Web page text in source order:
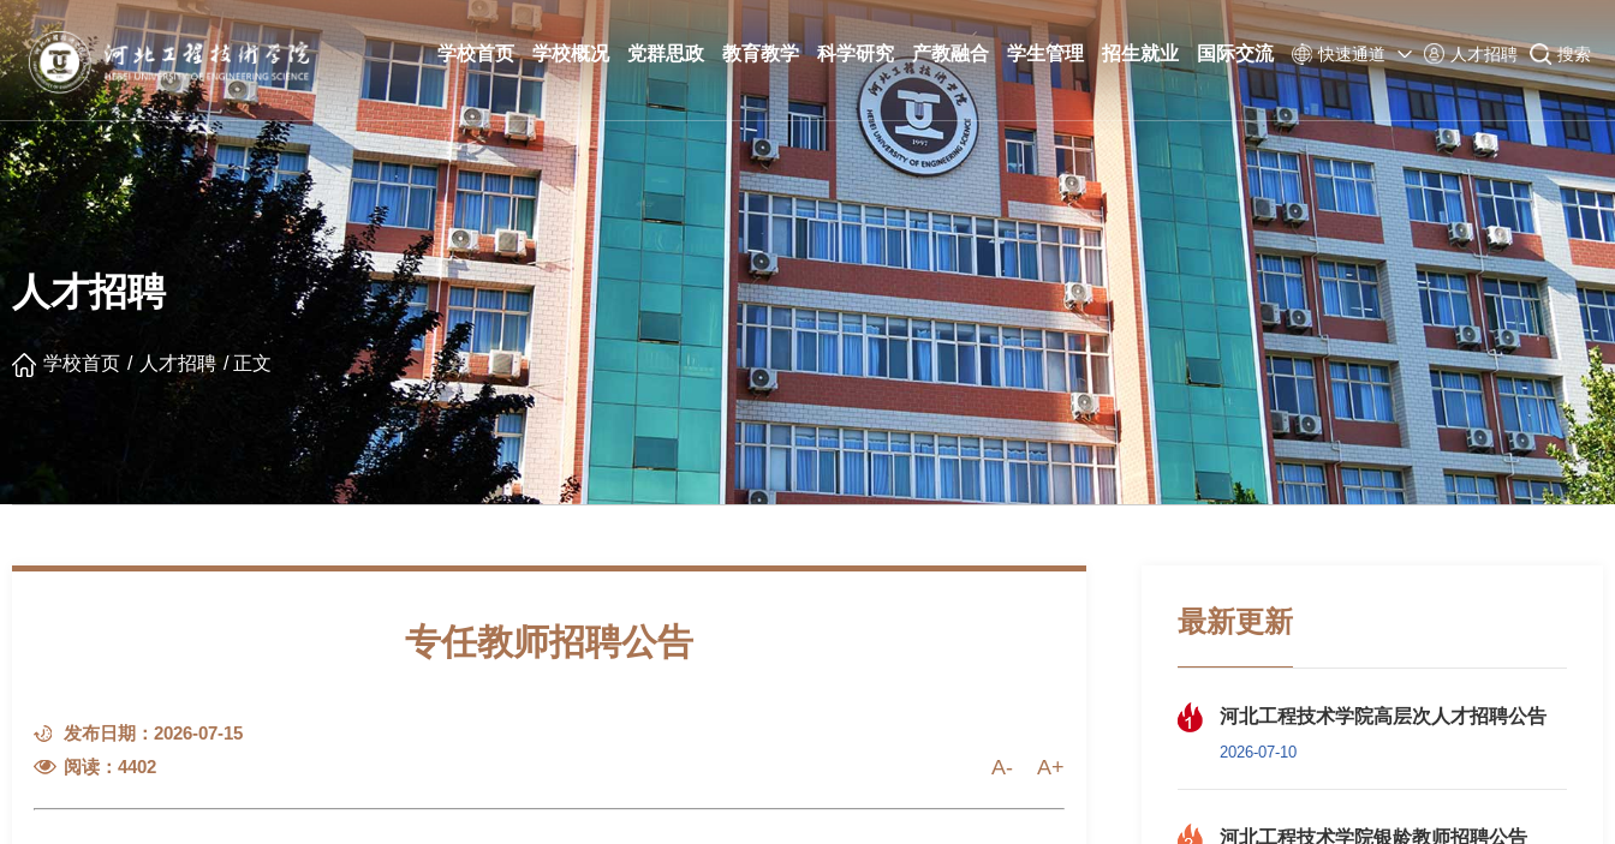
学校首页 学校概况 党群思政 教育教学 科学研究 产教融合 学生管理 招生就业 国际交流 快速通道 人才招聘 搜索
人才招聘
学校首页 / 人才招聘 /正文
专任教师招聘公告
发布日期：2026-07-15
阅读： 4402 A- A+
最新更新
河北工程技术学院高层次人才招聘公告
2026-07-10
河北工程技术学院银龄教师招聘公告